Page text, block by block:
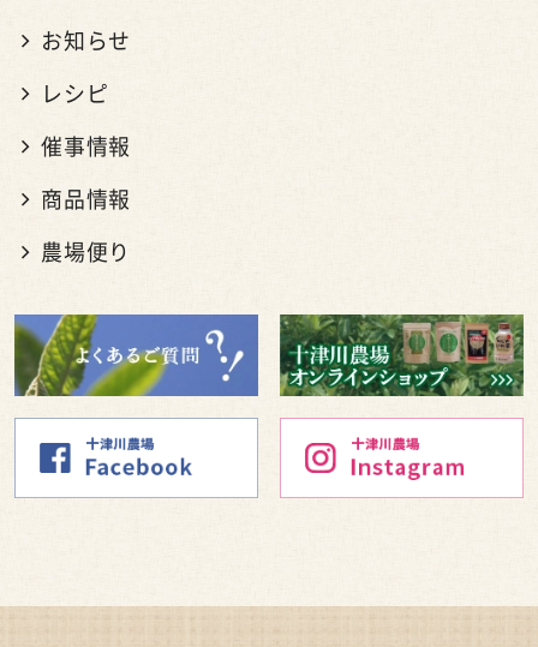
お知らせ
レシピ
催事情報
商品情報
農場便り